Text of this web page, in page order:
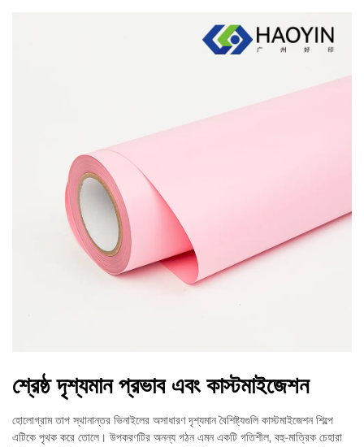
শ্রেষ্ঠ দৃশ্যমান প্রভাব এবং কাস্টমাইজেশন
হোলোগ্রাম তাপ স্থানান্তর ভিনাইলের অসাধারণ দৃশ্যমান বৈশিষ্ট্যগুলি কাস্টমাইজেশন শিল্পে
এটিকে পৃথক করে তোলে। উপকরণটির অনন্য গঠন এমন একটি গতিশীল, বহু-মাত্রিক চেহারা